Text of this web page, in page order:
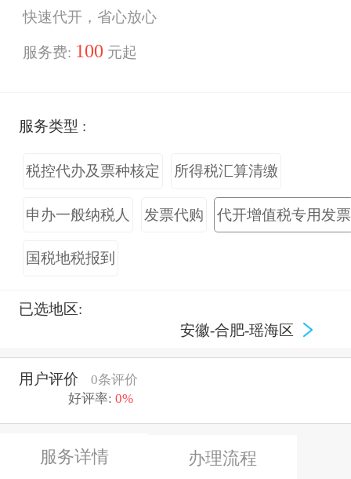
快速代开，省心放心
服务费: 100 元起
服务类型 :
税控代办及票种核定 所得税汇算清缴
申办一般纳税人 发票代购 代开增值税专用发票
国税地税报到
已选地区:
安徽-合肥-瑶海区
用户评价
0条评价
好评率: 0%
服务详情 办理流程